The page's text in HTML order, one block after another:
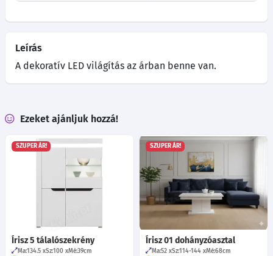
Leírás
A dekoratív LED világítás az árban benne van.
Ezeket ajánljuk hozzá!
SZUPER ÁR!
Írisz 5 tálalószekrény
Ma:134.5 Sz:100 Mé:39cm
SZUPER ÁR!
Írisz 01 dohányzóasztal
Ma:52 Sz:114-144 Mé:68cm